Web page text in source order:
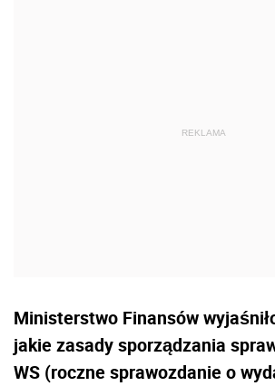
Ministerstwo Finansów
jakie zasady sporządzania
WS (roczne sprawozdanie o